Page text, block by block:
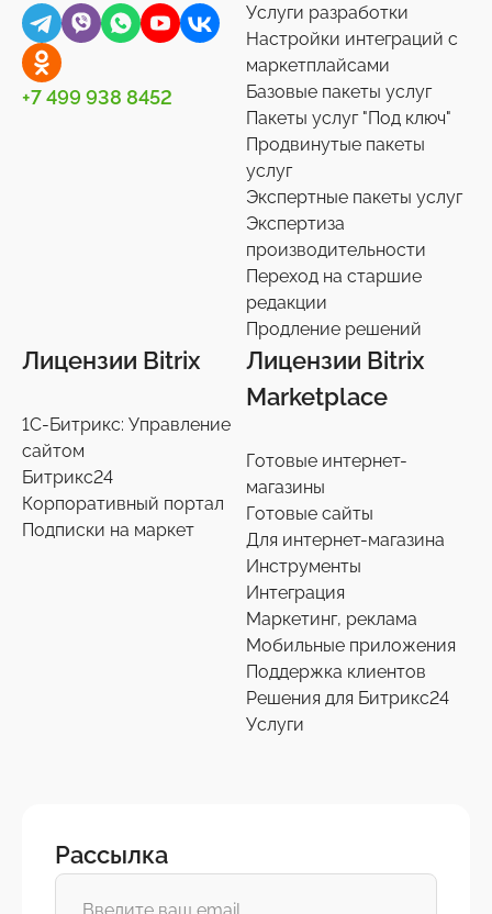
+7 499 938 8452
Услуги разработки
Настройки интеграций с
маркетплайсами
Базовые пакеты услуг
Пакеты услуг "Под ключ"
Продвинутые пакеты
услуг
Экспертные пакеты услуг
Экспертиза
производительности
Переход на старшие
редакции
Продление решений
Лицензии Bitrix
1С-Битрикс: Управление
сайтом
Битрикс24
Корпоративный портал
Подписки на маркет
Лицензии Bitrix
Marketplace
Готовые интернет-
магазины
Готовые сайты
Для интернет-магазина
Инструменты
Интеграция
Маркетинг, реклама
Мобильные приложения
Поддержка клиентов
Решения для Битрикс24
Услуги
Рассылка